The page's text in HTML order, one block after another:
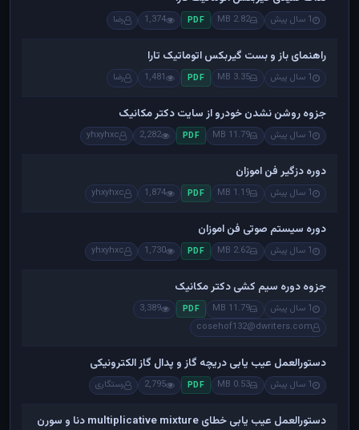
1 سال پیش 2.82 MB
PDF
1,374 رضا
راهنمای باز و بست گیربکس اتوماتیک تارا
1 سال پیش 3.35 MB
PDF
1,481 رضا
جزوه روشن نشدن خودرو از سایت دکتر مکانیک
1 سال پیش 11.79 MB
PDF
2,282
yhxyhxc
دوره دزگیر فن اموزان
1 سال پیش 1.19 MB
PDF
1,874
yhxyhxc
دوره سیستم صوتی فن اموزان
1 سال پیش 2.62 MB
PDF
1,730
yhxyhxc
جزوه دوره سیم کشی دکتر مکانیک
1 سال پیش 11.79 MB
PDF
3,389
cosehof132@dwriters.com
دستورالعمل عیب یابی دریچه گاز و پدال گاز الکترونیکی
1 سال پیش 0.53 MB
PDF
2,795 رستگاری
دستورالعمل عیب یابی خطای multiplicative mixture دنا و سورن